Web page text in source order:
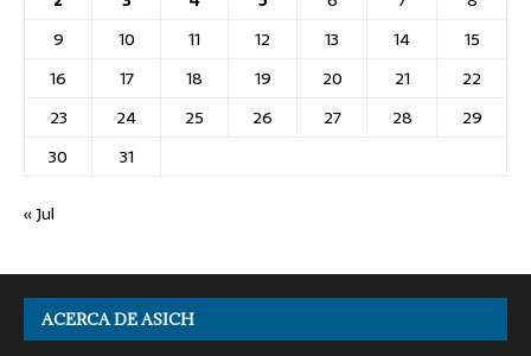
9
10 11 12 13 14
15
16
17 18 19 20 21
22
23
24 25 26 27 28
29
30
31
« Jul
ACERCA DE ASICH